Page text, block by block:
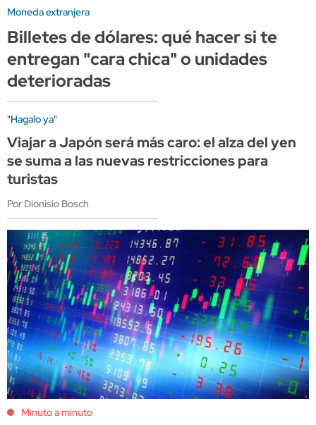
Moneda extranjera
Billetes de dólares: qué hacer si te
entregan "cara chica" o unidades
deterioradas
"Hagalo ya"
Viajar a Japón será más caro: el alza del yen
se suma a las nuevas restricciones para
turistas
Por Dionisio Bosch
Minuto a minuto